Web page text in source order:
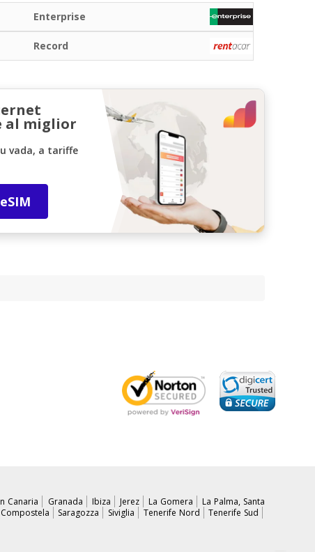
Enterprise
Record
al miglior
vada, a tariffe
Canaria Granada Ibiza Jerez La Gomera
La Palma, Santa
Saragozza Siviglia Tenerife Nord
Tenerife Sud